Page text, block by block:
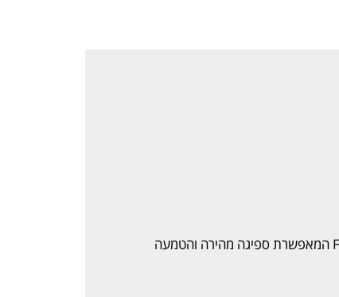
ל-ליזין של סולגאר מופקת בצורת ה-Free Form המאפשרת ספיגה מהירה והטמעה